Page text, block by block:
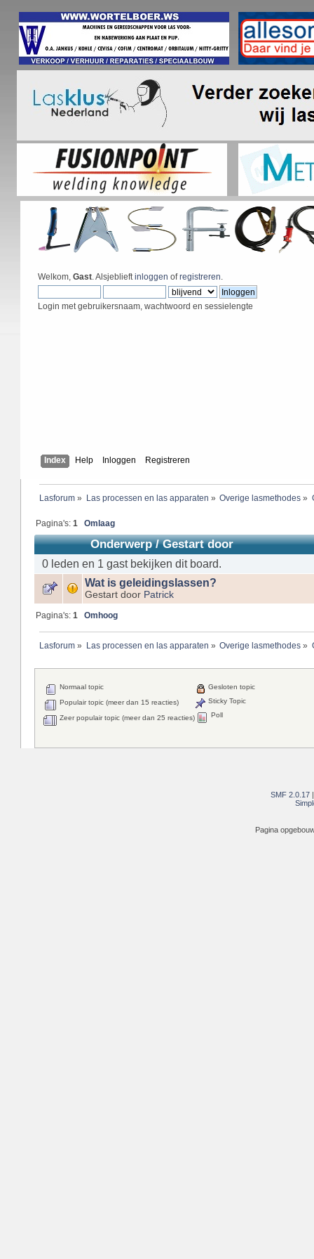
Welkom, Gast. Alsjeblieftinloggen ofregistreren.
Login met gebruikersnaam, wachtwoord en sessielengte
Index Help Inloggen Registreren
Lasforum» Las processen en las apparaten » Overige lasmethodes »
Pagina's:1 Omlaag
Onderwerp/Gestart door
0 leden en 1 gast bekijken dit board.
Wat is geleidingslassen?
Gestart door Patrick
Pagina's:1 Omhoog
Lasforum» Las processen en las apparaten » Overige lasmethodes »
Normaal topic
Populair topic (meer dan 15 reacties)
Zeer populair topic (meer dan 25 reacties)
Gesloten topic
Sticky Topic
Poll
SMF 2.0.17
Pagina